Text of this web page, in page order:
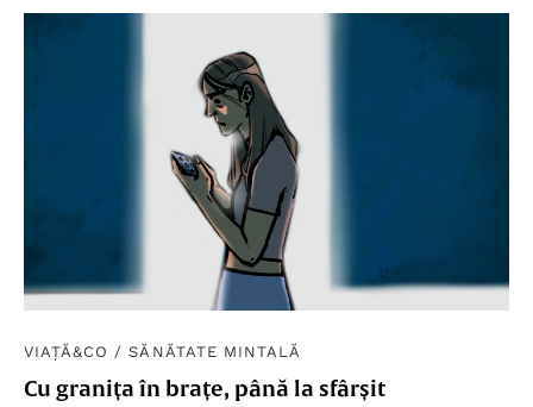
VIAȚĂ&CO /SĂNĂTATE MINTALĂ
Cu granița în brațe, până la sfârșit